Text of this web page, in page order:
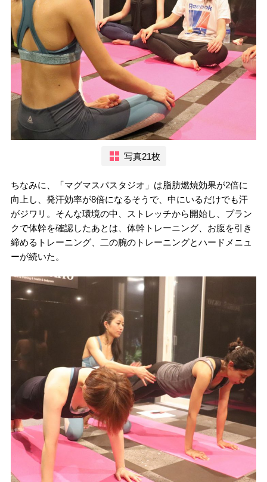
写真21枚
ちなみに、「マグマスパスタジオ」は脂肪燃焼効果が2倍に
向上し、発汗効率が8倍になるそうで、中にいるだけでも汗
がジワリ。そんな環境の中、ストレッチから開始し、プラン
クで体幹を確認したあとは、体幹トレーニング、お腹を引き
締めるトレーニング、二の腕のトレーニングとハードメニュ
ーが続いた。